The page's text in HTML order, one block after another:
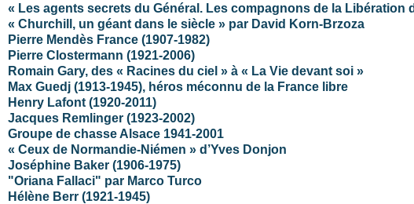
« Les agents secrets du Général. Les compagnons de la Libération
« Churchill, un géant dans le siècle » par David Korn-Brzoza
Pierre Mendès France (1907-1982)
Pierre Clostermann (1921-2006)
Romain Gary, des « Racines du ciel » à « La Vie devant soi »
Max Guedj (1913-1945), héros méconnu de la France libre
Henry Lafont (1920-2011)
Jacques Remlinger (1923-2002)
Groupe de chasse Alsace 1941-2001
« Ceux de Normandie-Niémen » d’Yves Donjon
Joséphine Baker (1906-1975)
"Oriana Fallaci" par Marco Turco
Hélène Berr (1921-1945)